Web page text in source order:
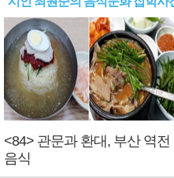
<84> 관문과 환대, 부산 역전
음식